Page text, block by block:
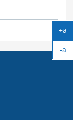
+a
-a